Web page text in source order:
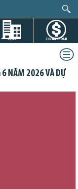
DỰ ÁN CHỨNG KHOÁN
NĂM 2026 VÀ DỰ